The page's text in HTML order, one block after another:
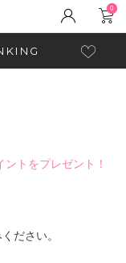
0
トをプレゼント！
ださい。